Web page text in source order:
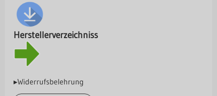
Herstellerverzeichniss
▸Widerrufsbelehrung